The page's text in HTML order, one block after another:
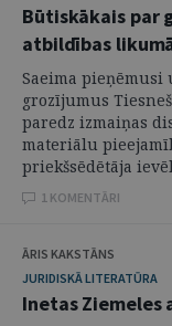
Būtiskākais par
atbildības
Saeima
grozījumus
paredz izmaiņas
materiālu
priekšsēdētāja
1 KOMENTĀRI
ĀRIS KAKSTĀNS
JURIDISKĀ LITERATŪRA
Inetas Ziemeles